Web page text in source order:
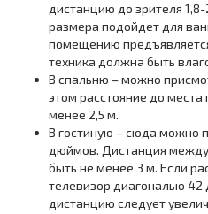
дистанцию до зрителя
размера подойдет для
помещению
техника должна быть
В спальню – можно
этом расстояние до
менее 2,5 м.
В гостиную – сюда можно
дюймов. Дистанция
быть не менее 3 м. Если
телевизор диагональю
дистанцию следует